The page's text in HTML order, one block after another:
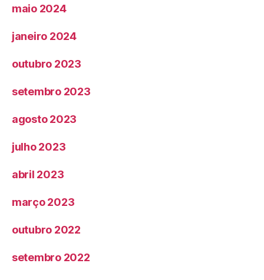
maio 2024
janeiro 2024
outubro 2023
setembro 2023
agosto 2023
julho 2023
abril 2023
março 2023
outubro 2022
setembro 2022